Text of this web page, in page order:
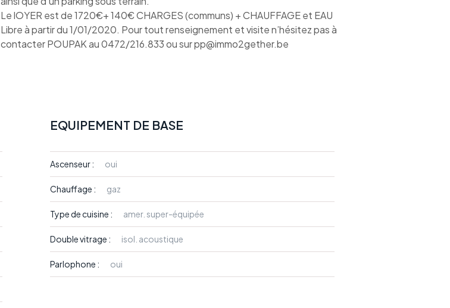
Le lOYER est de 1720€+ 140€ CHARGES (communs) + CHAUFFAGE et EAU
Libre à partir du 1/01/2020. Pour tout renseignement et visite n’hésitez pas à
contacter POUPAK au 0472/216.833 ou sur pp@immo2gether.be
EQUIPEMENT DE BASE
Ascenseur : oui
Chauffage : gaz
Type de cuisine : amer. super-équipée
Double vitrage : isol. acoustique
Parlophone : oui